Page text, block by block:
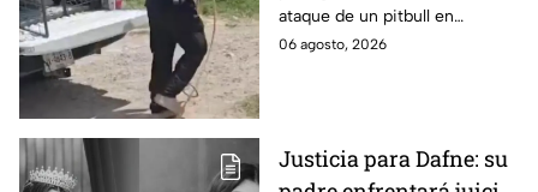
ataque de un pitbull en
Zapopan; la víctima sufrió
06 agosto, 2026
Justicia para Dafne: su